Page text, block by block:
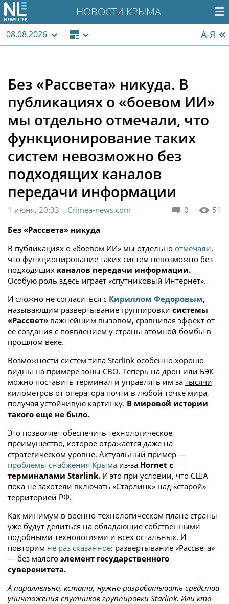
НОВОСТИ КРЫМА
08.08.2026 А-Я
Без «Рассвета» никуда. В
публикациях о «боевом ИИ»
мы отдельно отмечали, что
функционирование таких
систем невозможно без
подходящих каналов
передачи информации
0 51
1 июня, 20:33
Crimea-news.com
Без «Рассвета» никуда
В публикациях о «боевом ИИ» мы отдельно отмечали,
что функционирование таких систем невозможно без
подходящих каналов передачи информации.
Особую роль здесь играет «спутниковый Интернет».
И сложно не согласиться с Кириллом Федоровым,
называющим развертывание группировки системы
«Рассвет» важнейшим вызовом, сравнивая эффект от
ее создания с появлением у страны атомной бомбы в
прошлом веке.
Возможности систем типа Starlink особенно хорошо
видны на примере зоны СВО. Теперь на дрон или БЭК
можно поставить терминал и управлять им за тысячи
километров от оператора почти в любой точке мира,
получая устойчивую картинку. В мировой истории
такого еще не было.
Это позволяет обеспечить технологическое
преимущество, которое отражается даже на
стратегическом уровне. Актуальный пример —
проблемы снабжения Крыма из-за Hornet с
терминалами Starlink. И это при условии, что США
пока не захотели включать «Старлинк» над «старой»
территорией РФ.
Как минимум в военно-технологическом плане страны
уже будут делиться на обладающие собственными
подобными технологиями и всех остальных. И
повторим не раз сказанное: развертывание «Рассвета»
— без малого элемент государственного
суверенитета.
А параллельно, кстати, нужно разрабатывать средства
уничтожения спутников группировки Starlink. Или кто-